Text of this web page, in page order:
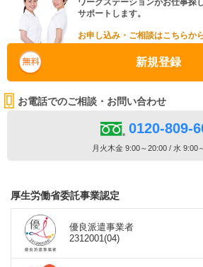
ワークステーションがお仕事探
サポートします。
お申し込み・ご相談はこちらか
新規登録
お電話でのご相談・お問い合わせ
0120-809-
月火木金 9:00～20:00 / 水 9:00
厚生労働省委託事業認定
優良派遣事業者
2312001(04)